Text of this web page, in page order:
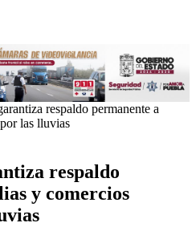
respaldo permanente a
las lluvias
respaldo
y comercios